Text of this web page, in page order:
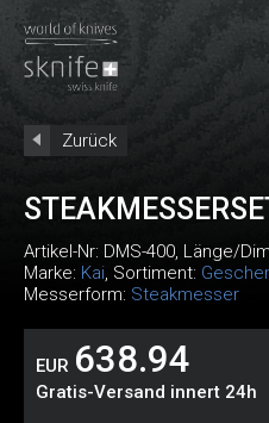
Zurück
Artikel-Nr: DMS-400, Länge/
Marke: Kai, Sortiment:
Messerform: Steakmesser
EUR 638.94
Gratis-Versand innert 24h